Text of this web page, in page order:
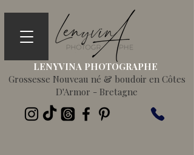
LENYVINA PHOTOGRAPHE
Grossesse Nouveau né & boudoir en Côtes
D'Armor - Bretagne